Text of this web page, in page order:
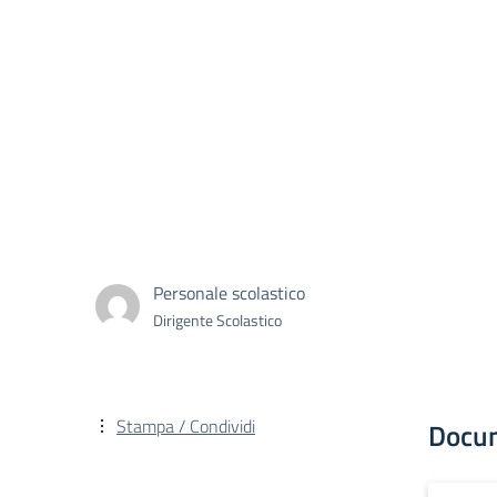
Personale scolastico
Dirigente Scolastico
Stampa / Condividi